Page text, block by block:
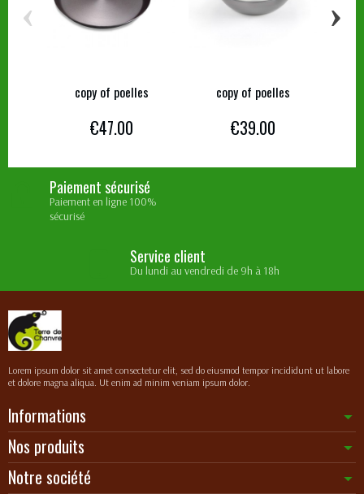
copy of poelles
€47.00
copy of poelles
€39.00
‹ ›
Paiement sécurisé
Paiement en ligne 100%
sécurisé
Service client
Du lundi au vendredi de 9h à 18h
Lorem ipsum dolor sit amet consectetur elit, sed do eiusmod tempor incididunt ut labore
et dolore magna aliqua. Ut enim ad minim veniam ipsum dolor.
Informations
Nos produits
Notre société